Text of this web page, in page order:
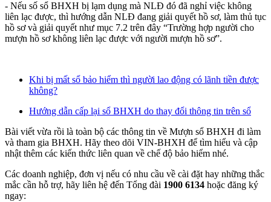
- Nếu số sổ BHXH bị lạm dụng mà NLĐ đó đã nghỉ việc không
liên lạc được, thì hướng dẫn NLĐ đang giải quyết hồ sơ, làm thủ tục
hồ sơ và giải quyết như mục 7.2 trên đây “Trường hợp người cho
mượn hồ sơ không liên lạc được với người mượn hồ sơ”.
Khi bị mất sổ bảo hiểm thì người lao động có lãnh tiền được
không?
Hướng dẫn cấp lại sổ BHXH do thay đổi thông tin trên sổ
Bài viết vừa rồi là toàn bộ các thông tin về Mượn sổ BHXH đi làm
và tham gia BHXH. Hãy theo dõi VIN-BHXH để tìm hiểu và cập
nhật thêm các kiến thức liên quan về chế độ bảo hiểm nhé.
Các doanh nghiệp, đơn vị nếu có nhu cầu về cài đặt hay những thắc
mắc cần hỗ trợ, hãy liên hệ đến Tổng đài 1900 6134 hoặc đăng ký
ngay: